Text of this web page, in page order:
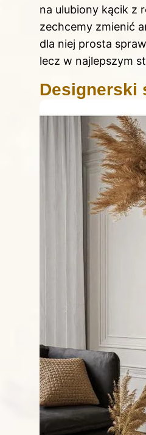
na ulubiony kącik z
zechcemy zmienić
dla niej prosta
lecz w najlepszym
Designerski